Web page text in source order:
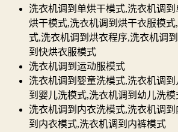
洗衣机调到单烘干模式,洗衣机调到
烘干模式,洗衣机调到烘干衣服模
式,洗衣机调到烘衣程序,洗衣机调
到快烘衣服模式
洗衣机调到运动服模式
洗衣机调到婴童洗模式,洗衣机调
到婴儿洗模式,洗衣机调到幼儿洗模
洗衣机调到内衣洗模式,洗衣机调
到内衣模式,洗衣机调到内裤模式